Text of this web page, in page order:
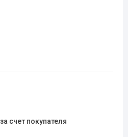
за счет покупателя